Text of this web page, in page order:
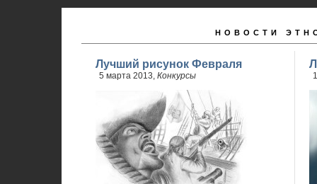
НОВОСТИ
Лучший рисунок Февраля
5 марта 2013, Конкурсы